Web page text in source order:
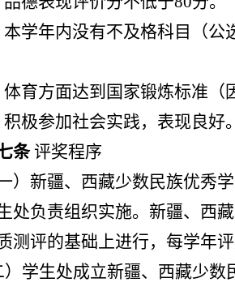
本学年内没有不及格科目（
体育方面达到国家锻炼标准
积极参加社会实践，表现良好
条评奖程序
一）新疆、西藏少数民族优秀
处负责组织实施。新疆、西
测评的基础上进行，每学年
）学生处成立新疆、西藏少